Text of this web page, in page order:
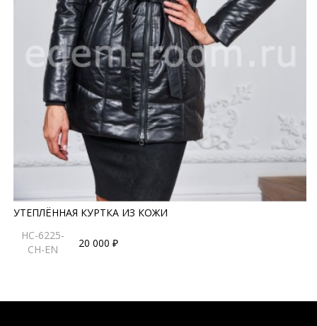
УТЕПЛЁННАЯ КУРТКА ИЗ КОЖИ
HC-6225-
CH-EN
20 000 ₽